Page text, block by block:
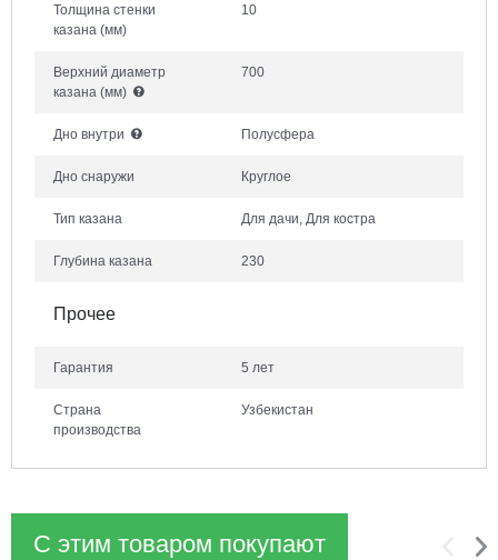
Толщина стенки
казана (мм)
10
Верхний диаметр
казана (мм)
700
Дно внутри Полусфера
Дно снаружи Круглое
Тип казана Для дачи, Для костра
Глубина казана 230
Прочее
Гарантия 5 лет
Страна
производства
Узбекистан
С этим товаром покупают